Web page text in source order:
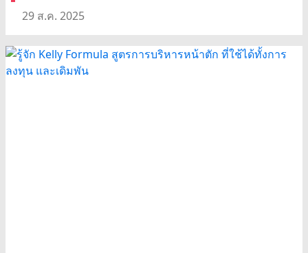
29 ส.ค. 2025